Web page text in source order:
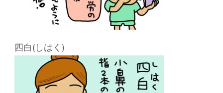
四白(しはく)